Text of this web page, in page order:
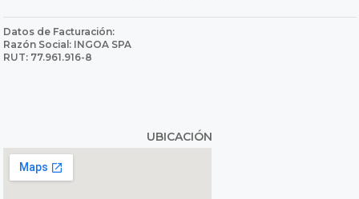
Datos de Facturación:
Razón Social: INGOA SPA
RUT: 77.961.916-8
UBICACIÓN